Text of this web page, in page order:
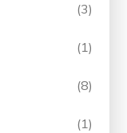
(3)
(1)
(8)
(1)